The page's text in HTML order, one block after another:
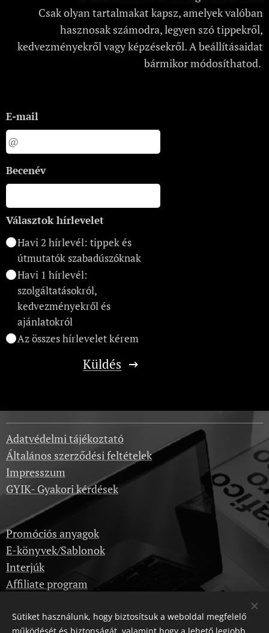
Csak olyan tartalmakat kapsz, amelyek valóban
hasznosak számodra, legyen szó tippekről,
kedvezményekről vagy képzésekről. A beállításaidat
bármikor módosíthatod.
E-mail
Becenév
Választok hírlevelet
Havi 2 hírlevél: tippek és
útmutatók szabadúszóknak
Havi 1 hírlevél:
szolgáltatásokról,
kedvezményekről és
ajánlatokról
Az összes hírlevelet kérem
Küldés
Adatvédelmi tájékoztató
Általános szerződési feltételek
Impresszum
GYIK- Gyakori kérdések
Promóciós anyagok
E-könyvek/Sablonok
Interjúk
Affiliate program
Képzések
Sütiket használunk, hogy biztosítsuk a weboldal megfelelő